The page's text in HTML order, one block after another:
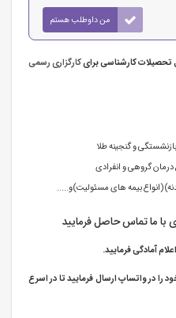
من داوطلب هستم
تحصیلات کارشناسی برایکارگزاری رسمی
و گنجینه طلا
گروهی و انفرادی
بیمه های مسئولیت)و.....
ما تماس حاصل فرمایید
آمادگی فرمایید.
را در واتساپ ارسال فرمایید تا در اسرع